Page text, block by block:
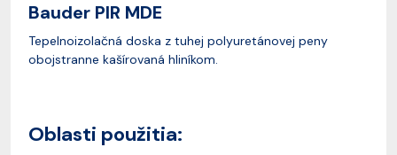
Bauder PIR MDE
Tepelnoizolačná doska z tuhej polyuretánovej peny
obojstranne kašírovaná hliníkom.
Oblasti použitia: